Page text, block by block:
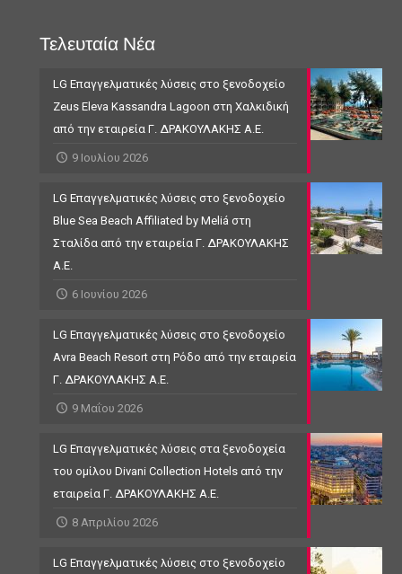
Τελευταία Νέα
LG Επαγγελματικές λύσεις στο ξενοδοχείο
Zeus Eleva Kassandra Lagoon στη Χαλκιδική
από την εταιρεία Γ. ΔΡΑΚΟΥΛΑΚΗΣ Α.Ε.
9 Ιουλίου 2026
LG Επαγγελματικές λύσεις στο ξενοδοχείο
Blue Sea Beach Affiliated by Meliá στη
Σταλίδα από την εταιρεία Γ. ΔΡΑΚΟΥΛΑΚΗΣ
Α.Ε.
6 Ιουνίου 2026
LG Επαγγελματικές λύσεις στο ξενοδοχείο
Avra Beach Resort στη Ρόδο από την εταιρεία
Γ. ΔΡΑΚΟΥΛΑΚΗΣ Α.Ε.
9 Μαΐου 2026
LG Επαγγελματικές λύσεις στα ξενοδοχεία
του ομίλου Divani Collection Hotels από την
εταιρεία Γ. ΔΡΑΚΟΥΛΑΚΗΣ Α.Ε.
8 Απριλίου 2026
LG Επαγγελματικές λύσεις στο ξενοδοχείο